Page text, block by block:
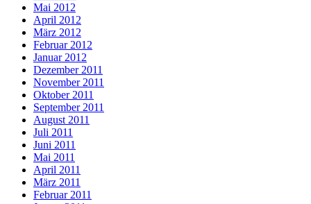
Mai 2012
April 2012
März 2012
Februar 2012
Januar 2012
Dezember 2011
November 2011
Oktober 2011
September 2011
August 2011
Juli 2011
Juni 2011
Mai 2011
April 2011
März 2011
Februar 2011